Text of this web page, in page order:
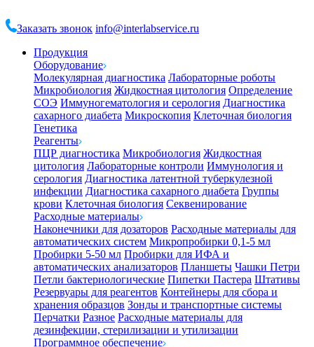
Заказать звонок info@interlabservice.ru
Продукция
Оборудование
Молекулярная диагностика Лабораторные роботы
Микробиология Жидкостная цитология Определение
СОЭ Иммуногематология и серология Диагностика
сахарного диабета Микроскопия Клеточная биология
Генетика
Реагенты
ПЦР диагностика Микробиология Жидкостная
цитология Лабораторные контроли Иммунология и
серология Диагностика латентной туберкулезной
инфекции Диагностика сахарного диабета Группы
крови Клеточная биология Секвенирование
Расходные материалы
Наконечники для дозаторов Расходные материалы для
автоматических систем Микропробирки 0,1-5 мл
Пробирки 5-50 мл Пробирки для ИФА и
автоматических анализаторов Планшеты Чашки Петри
Петли бактериологические Пипетки Пастера Штативы
Резервуары для реагентов Контейнеры для сбора и
хранения образцов Зонды и транспортные системы
Перчатки Разное Расходные материалы для
дезинфекции, стерилизации и утилизации
Программное обеспечение